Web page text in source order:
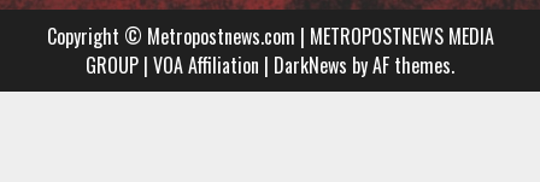
Metropostnews
Media
Group
NEWS
AND
MUSIC
Embed
Copyright © Metropostnews.com | METROPOSTNEWS MEDIA
GROUP | VOA Affiliation | DarkNews by AF themes.